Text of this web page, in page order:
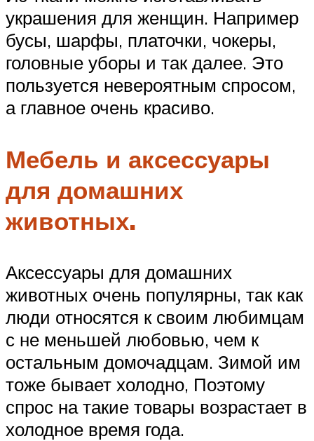
украшения для женщин. Например
бусы, шарфы, платочки, чокеры,
головные уборы и так далее. Это
пользуется невероятным спросом,
а главное очень красиво.
Мебель и аксессуары
для домашних
животных.
Аксессуары для домашних
животных очень популярны, так как
люди относятся к своим любимцам
с не меньшей любовью, чем к
остальным домочадцам. Зимой им
тоже бывает холодно, Поэтому
спрос на такие товары возрастает в
холодное время года.